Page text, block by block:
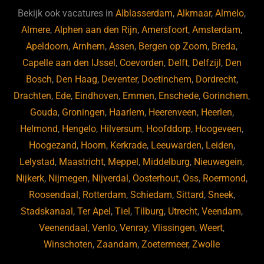
b
o
o
k
ky dI
n
Bekijk ook vacatures inAlblasserdam,Alkmaar,Almelo,
Almere,Alphen aan den Rijn,Amersfoort,Amsterdam,
Apeldoorn,Arnhem,Assen, Bergen op Zoom, Breda,
Capelle aan den IJssel , Coevorden, Delft, Delfzijl , Den
Bosch, Den Haag, Deventer, Doetinchem, Dordrecht,
Drachten, Ede, Eindhoven, Emmen, Enschede, Gorinchem,
Gouda, Groningen, Haarlem, Heerenveen, Heerlen,
Helmond, Hengelo, Hilversum, Hoofddorp, Hoogeveen,
Hoogezand, Hoorn, Kerkrade, Leeuwarden, Leiden,
Lelystad, Maastricht, Meppel , Middelburg, Nieuwegein,
Nijkerk, Nijmegen, Nijverdal , Oosterhout, Oss, Roermond,
Roosendaal , Rotterdam, Schiedam, Sittard, Sneek,
Stadskanaal ,Ter Apel ,Tiel ,Tilburg, Utrecht,Veendam,
Veenendaal ,Venlo,Venray,Vlissingen,Weert,
Winschoten,Zaandam,Zoetermeer,Zwolle